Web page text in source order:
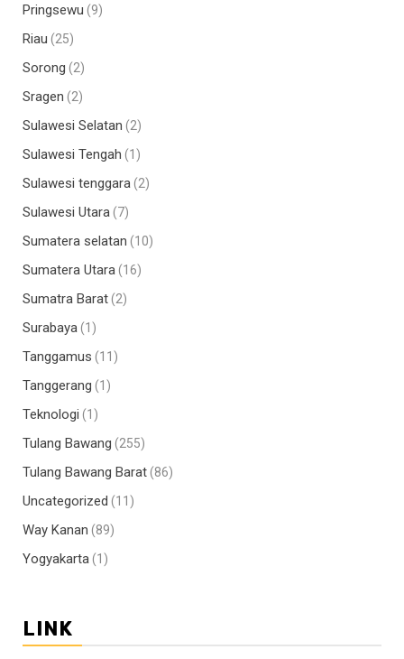
Pringsewu (9)
Riau (25)
Sorong (2)
Sragen (2)
Sulawesi Selatan (2)
Sulawesi Tengah (1)
Sulawesi tenggara (2)
Sulawesi Utara (7)
Sumatera selatan (10)
Sumatera Utara (16)
Sumatra Barat(2)
Surabaya (1)
Tanggamus (11)
Tanggerang (1)
Teknologi (1)
Tulang Bawang (255)
Tulang Bawang Barat(86)
Uncategorized (11)
Way Kanan (89)
Yogyakarta (1)
LINK